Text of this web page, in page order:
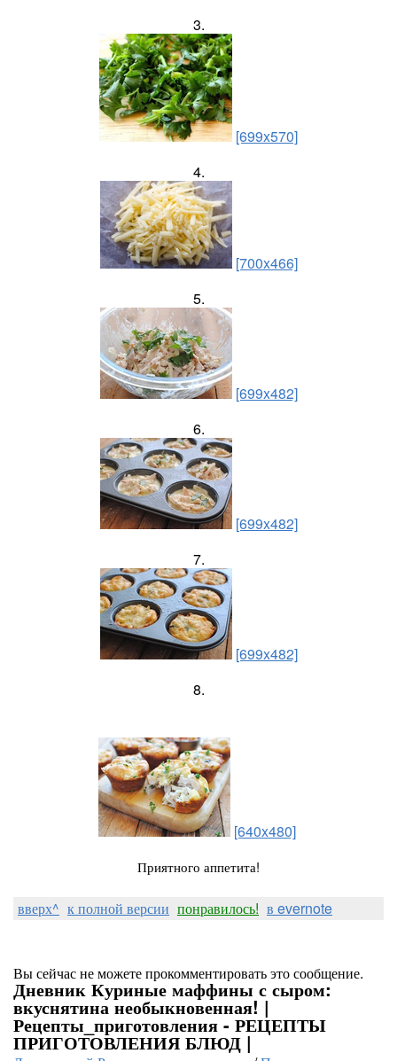
3.
[699x570]
4.
[700x466]
5.
[699x482]
6.
[699x482]
7.
[699x482]
8.
[640x480]
Приятного аппетита!
вверх^ к полной версии понравилось! в evernote
Вы сейчас не можете прокомментировать это сообщение.
Дневник Куриные маффины с сыром:
вкуснятина необыкновенная! |
Рецепты_приготовления - РЕЦЕПТЫ
ПРИГОТОВЛЕНИЯ БЛЮД |